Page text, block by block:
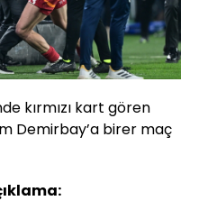
kırmızı kart gören
Demirbay’a birer maç